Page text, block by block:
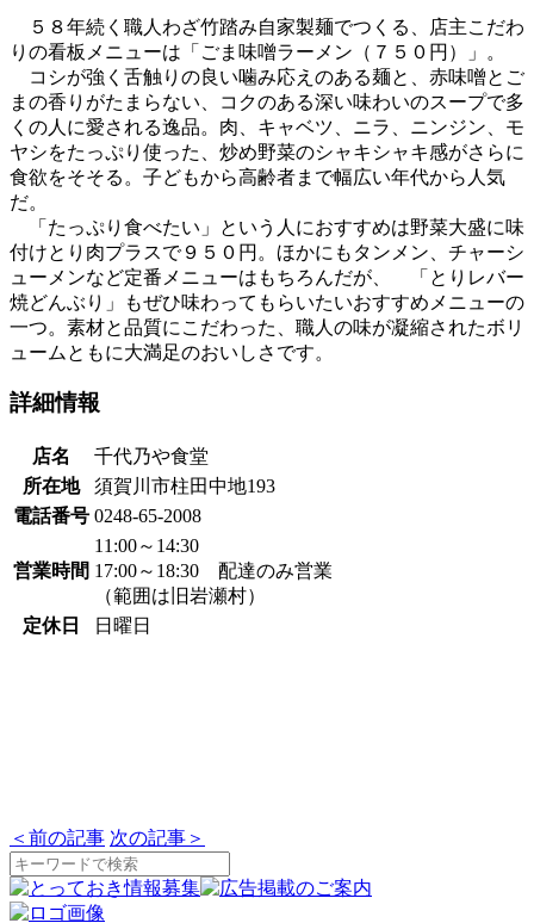
５８年続く職人わざ竹踏み自家製麺でつくる、店主こだわ
りの看板メニューは「ごま味噌ラーメン（７５０円）」。
コシが強く舌触りの良い噛み応えのある麺と、赤味噌とご
まの香りがたまらない、コクのある深い味わいのスープで多
くの人に愛される逸品。肉、キャベツ、ニラ、ニンジン、モ
ヤシをたっぷり使った、炒め野菜のシャキシャキ感がさらに
食欲をそそる。子どもから高齢者まで幅広い年代から人気
だ。
「たっぷり食べたい」という人におすすめは野菜大盛に味
付けとり肉プラスで９５０円。ほかにもタンメン、チャーシ
ューメンなど定番メニューはもちろんだが、 「とりレバー
焼どんぶり」もぜひ味わってもらいたいおすすめメニューの
一つ。素材と品質にこだわった、職人の味が凝縮されたボリ
ュームともに大満足のおいしさです。
詳細情報
店名
千代乃や食堂
所在地
須賀川市柱田中地193
電話番号 0248-65-2008
営業時間
11:00～14:30
17:00～18:30 配達のみ営業
（範囲は旧岩瀬村）
定休日
日曜日
＜ 前の記事 次の記事 ＞